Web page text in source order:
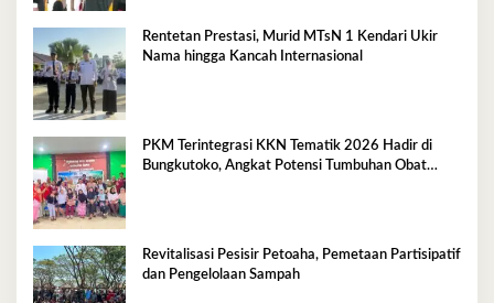
Rentetan Prestasi, Murid MTsN 1 Kendari Ukir
Nama hingga Kancah Internasional
PKM Terintegrasi KKN Tematik 2026 Hadir di
Bungkutoko, Angkat Potensi Tumbuhan Obat
Revitalisasi Pesisir Petoaha, Pemetaan Partisipatif
dan Pengelolaan Sampah